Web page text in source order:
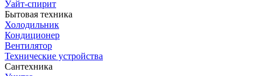
Уайт-спирит
Бытовая техника
Холодильник
Кондиционер
Вентилятор
Технические устройства
Сантехника